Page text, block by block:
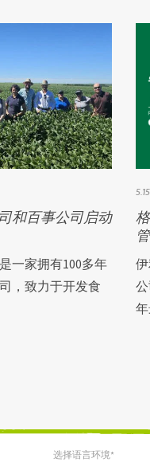
和百事公司启动
一家拥有100多年
，致力于开发食
选择语言环境*